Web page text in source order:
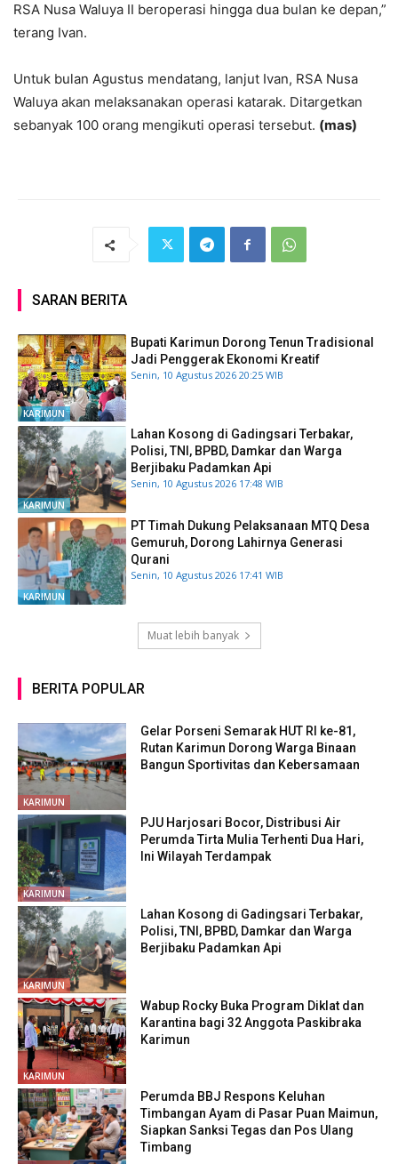
RSA Nusa Waluya II beroperasi hingga dua bulan ke depan,”
terang Ivan.
Untuk bulan Agustus mendatang, lanjut Ivan, RSA Nusa
Waluya akan melaksanakan operasi katarak. Ditargetkan
sebanyak 100 orang mengikuti operasi tersebut. (mas)
SARAN BERITA
KARIMUN
Bupati Karimun Dorong Tenun Tradisional
Jadi Penggerak Ekonomi Kreatif
Senin, 10 Agustus 2026 20:25 WIB
KARIMUN
Lahan Kosong di Gadingsari Terbakar,
Polisi, TNI, BPBD, Damkar dan Warga
Berjibaku Padamkan Api
Senin, 10 Agustus 2026 17:48 WIB
KARIMUN
PT Timah Dukung Pelaksanaan MTQ Desa
Gemuruh, Dorong Lahirnya Generasi
Qurani
Senin, 10 Agustus 2026 17:41 WIB
Muat lebih banyak
BERITA POPULAR
KARIMUN
Gelar Porseni Semarak HUT RI ke-81,
Rutan Karimun Dorong Warga Binaan
Bangun Sportivitas dan Kebersamaan
KARIMUN
PJU Harjosari Bocor, Distribusi Air
Perumda Tirta Mulia Terhenti Dua Hari,
Ini Wilayah Terdampak
KARIMUN
Lahan Kosong di Gadingsari Terbakar,
Polisi, TNI, BPBD, Damkar dan Warga
Berjibaku Padamkan Api
KARIMUN
Wabup Rocky Buka Program Diklat dan
Karantina bagi 32 Anggota Paskibraka
Karimun
Perumda BBJ Respons Keluhan
Timbangan Ayam di Pasar Puan Maimun,
Siapkan Sanksi Tegas dan Pos Ulang
Timbang